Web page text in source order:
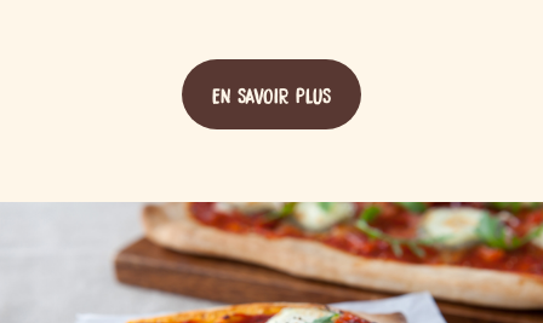
EN SAVOIR PLUS